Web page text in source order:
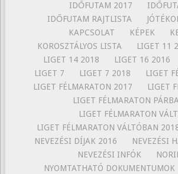
IDŐFUTAM 2017
IDŐFUTAM RAJTLISTA
KAPCSOLAT
KÉPEK
KOROSZTÁLYOS LISTA
LIGET 11
LIGET 14 2018
LIGET 16 2016
LIGET 7
LIGET 7 2018
LIGET
LIGET FÉLMARATON 2017
LIGET
LIGET FÉLMARATON
LIGET FÉLMARATON
LIGET FÉLMARATON VÁLTÓBAN
NEVEZÉSI DÍJAK 2016
NEVEZÉSI
NEVEZÉSI INFÓK
NYOMTATHATÓ DOKUMENTUMOK